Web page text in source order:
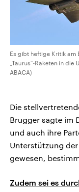
Es gibt heftige Kritik am
„Taurus“-Raketen in
ABACA)
Die
Brugger sagte im
und auch ihre
Unterstützung
gewesen,
Zudem sei es